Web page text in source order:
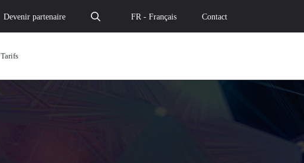
Devenir partenaire FR - Français Contact
Tarifs